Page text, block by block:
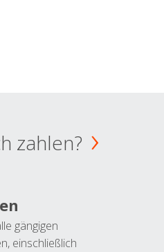
zahlen?
gängigen
einschließlich